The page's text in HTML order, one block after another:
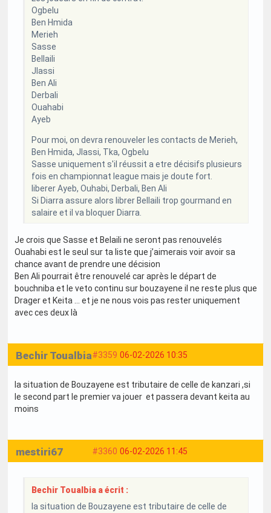
Ogbelu
Ben Hmida
Merieh
Sasse
Bellaili
Jlassi
Ben Ali
Derbali
Ouahabi
Ayeb
Pour moi, on devra renouveler les contacts de Merieh,
Ben Hmida, Jlassi, Tka, Ogbelu
Sasse uniquement s'il réussit a etre décisifs plusieurs
fois en championnat league mais je doute fort.
liberer Ayeb, Ouhabi, Derbali, Ben Ali
Si Diarra assure alors librer Bellaili trop gourmand en
salaire et il va bloquer Diarra.
Je crois que Sasse et Belaili ne seront pas renouvelés
Ouahabi est le seul sur ta liste que j’aimerais voir avoir sa
chance avant de prendre une décision
Ben Ali pourrait être renouvelé car après le départ de
bouchniba et le veto continu sur bouzayene il ne reste plus que
Drager et Keita … et je ne nous vois pas rester uniquement
avec ces deux là
#3359 06-02-2026 10:35
Bechir Toualbia
la situation de Bouzayene est tributaire de celle de kanzari ,si
le second part le premier va jouer et passera devant keita au
moins
#3360 06-02-2026 11:45
mestiri67
Bechir Toualbia a écrit :
la situation de Bouzayene est tributaire de celle de